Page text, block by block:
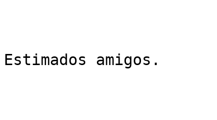
Estimados amigos.